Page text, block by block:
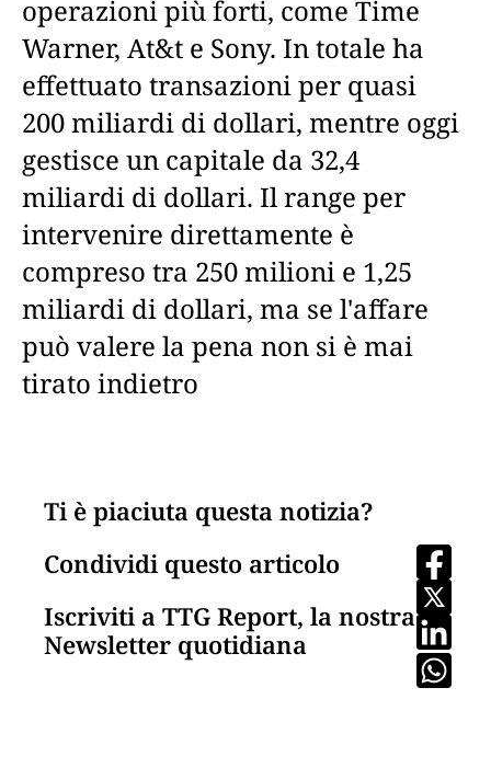
operazioni più forti, come Time
Warner, At&t e Sony. In totale ha
effettuato transazioni per quasi
200 miliardi di dollari, mentre oggi
gestisce un capitale da 32,4
miliardi di dollari. Il range per
intervenire direttamente è
compreso tra 250 milioni e 1,25
miliardi di dollari, ma se l'affare
può valere la pena non si è mai
tirato indietro
Ti è piaciuta questa notizia?
Condividi questo articolo
Iscriviti a TTG Report, la nostra
Newsletter quotidiana